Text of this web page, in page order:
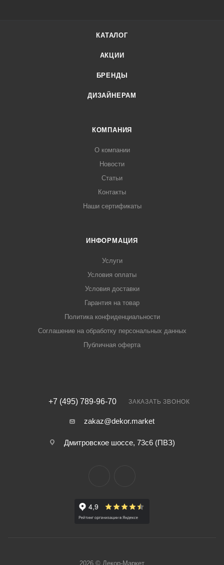
КАТАЛОГ
АКЦИИ
БРЕНДЫ
ДИЗАЙНЕРАМ
КОМПАНИЯ
О компании
Новости
Статьи
Контакты
Наши сертификаты
ИНФОРМАЦИЯ
Услуги
Условия оплаты
Условия доставки
Гарантия на товар
Политика конфиденциальности
Соглашение на обработку персональных данных
Публичная оферта
+7 (495) 789-96-70 ЗАКАЗАТЬ ЗВОНОК
zakaz@dekor.market
Дмитровское шоссе, 73с6 (ПВЗ)
2026 © Декор-Маркет